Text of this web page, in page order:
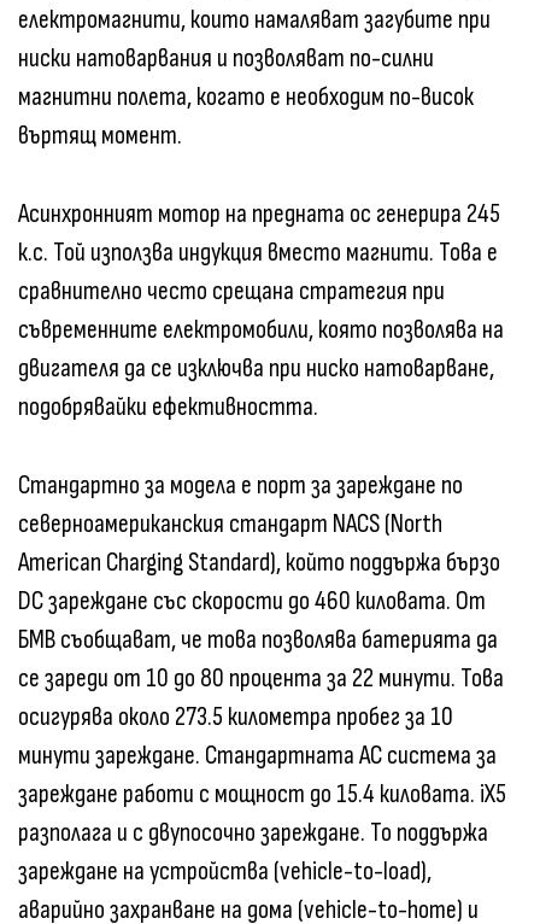
електромагнити, които намаляват загубите при
ниски натоварвания и позволяват по-силни
магнитни полета, когато е необходим по-висок
въртящ момент.
Асинхронният мотор на предната ос генерира 245
к.с. Той използва индукция вместо магнити. Това е
сравнително често срещана стратегия при
съвременните електромобили, която позволява на
двигателя да се изключва при ниско натоварване,
подобрявайки ефективността.
Стандартно за модела е порт за зареждане по
северноамериканския стандарт NACS (North
American Charging Standard), който поддържа бързо
DC зареждане със скорости до 460 киловата. От
БМВ съобщават, че това позволява батерията да
се зареди от 10 до 80 процента за 22 минути. Това
осигурява около 273.5 километра пробег за 10
минути зареждане. Стандартната AC система за
зареждане работи с мощност до 15.4 киловата. iX5
разполага и с двупосочно зареждане. То поддържа
зареждане на устройства (vehicle-to-load),
аварийно захранване на дома (vehicle-to-home) и